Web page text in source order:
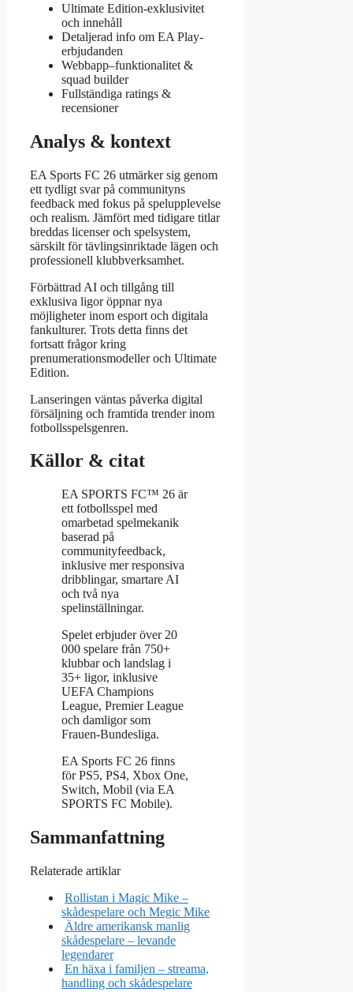
Ultimate Edition-exklusivitet
och innehåll
Detaljerad info om EA Play-
erbjudanden
Webbapp–funktionalitet &
squad builder
Fullständiga ratings &
recensioner
Analys & kontext
EA Sports FC 26 utmärker sig genom
ett tydligt svar på communityns
feedback med fokus på spelupplevelse
och realism. Jämfört med tidigare titlar
breddas licenser och spelsystem,
särskilt för tävlingsinriktade lägen och
professionell klubbverksamhet.
Förbättrad AI och tillgång till
exklusiva ligor öppnar nya
möjligheter inom esport och digitala
fankulturer. Trots detta finns det
fortsatt frågor kring
prenumerationsmodeller och Ultimate
Edition.
Lanseringen väntas påverka digital
försäljning och framtida trender inom
fotbollsspelsgenren.
Källor & citat
EA SPORTS FC™ 26 är
ett fotbollsspel med
omarbetad spelmekanik
baserad på
communityfeedback,
inklusive mer responsiva
dribblingar, smartare AI
och två nya
spelinställningar.
Spelet erbjuder över 20
000 spelare från 750+
klubbar och landslag i
35+ ligor, inklusive
UEFA Champions
League, Premier League
och damligor som
Frauen-Bundesliga.
EA Sports FC 26 finns
för PS5, PS4, Xbox One,
Switch, Mobil (via EA
SPORTS FC Mobile).
Sammanfattning
Relaterade artiklar
Rollistan i Magic Mike –
skådespelare och Megic Mike
Äldre amerikansk manlig
skådespelare – levande
legendarer
En häxa i familjen – streama,
handling och skådespelare